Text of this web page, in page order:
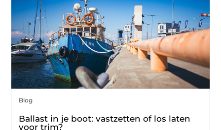
Blog
Ballast in je boot: vastzetten of los laten
voor trim?